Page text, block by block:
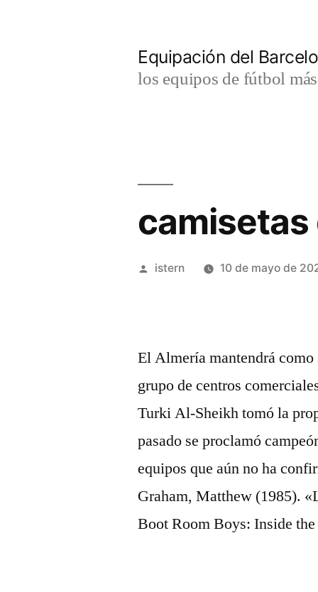
Equipación del
los equipos de fútbol
Publicado
istern 10 de mayo de
El Almería mantendrá
grupo de centros
Turki Al-Sheikh tomó la
pasado se proclamó
equipos que aún no ha
Graham, Matthew (1985).
Boot Room Boys: Inside